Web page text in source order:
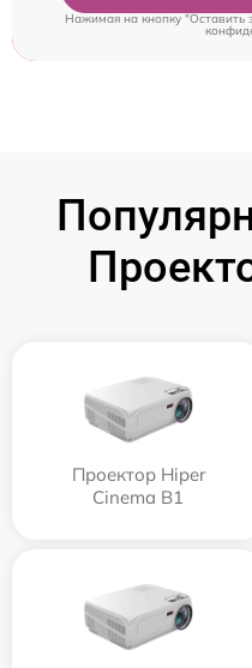
Нажимая на кнопку "Оставить
Проектор Hiper
Cinema B1